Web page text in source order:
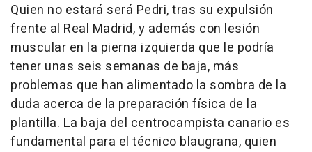
Quien no estará será Pedri, tras su expulsión
frente al Real Madrid, y además con lesión
muscular en la pierna izquierda que le podría
tener unas seis semanas de baja, más
problemas que han alimentado la sombra de la
duda acerca de la preparación física de la
plantilla. La baja del centrocampista canario es
fundamental para el técnico blaugrana, quien